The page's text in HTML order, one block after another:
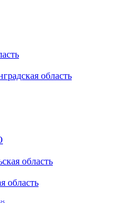
область
область
область